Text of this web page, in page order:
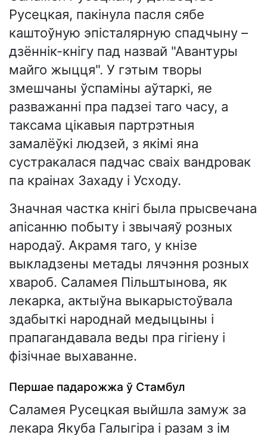
Русецкая, пакінула пасля сябе
каштоўную эпісталярную спадчыну –
дзённік-кнігу пад назвай "Авантуры
майго жыцця". У гэтым творы
змешчаны ўспаміны аўтаркі, яе
разважанні пра падзеі таго часу, а
таксама цікавыя партрэтныя
замалёўкі людзей, з якімі яна
сустракалася падчас сваіх вандровак
па краінах Захаду і Усходу.
Значная частка кнігі была прысвечана
апісанню побыту і звычаяў розных
народаў. Акрамя таго, у кнізе
выкладзены метады лячэння розных
хвароб. Саламея Пільштынова, як
лекарка, актыўна выкарыстоўвала
здабыткі народнай медыцыны і
прапагандавала веды пра гігіену і
фізічнае выхаванне.
Першае падарожжа ў Стамбул
Саламея Русецкая выйшла замуж за
лекара Якуба Галыгіра і разам з ім